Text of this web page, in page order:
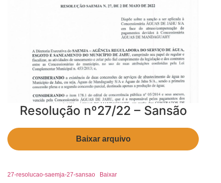
Resolução nº27/22 – Sansão
Baixar arquivo
27-resolucao-saemja-27-sansao Baixar